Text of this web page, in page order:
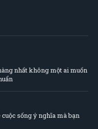
nhất không một ai muốn
sống ý nghĩa mà bạn